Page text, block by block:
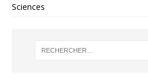
Sciences